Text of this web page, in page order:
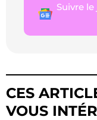
Suivre
CES
VOUS